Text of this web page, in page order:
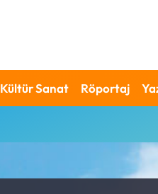
Kültür Sanat Röportaj